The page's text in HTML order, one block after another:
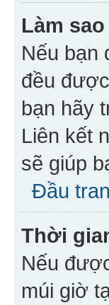
Làm
Nếu bạn
đều
bạn hãy
Liên kết
sẽ giúp
Đầu
Thời
Nếu
múi giờ